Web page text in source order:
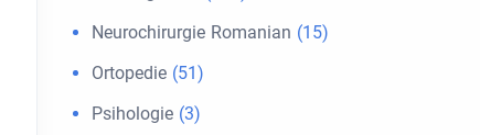
Neurochirurgie Romanian (15)
Ortopedie (51)
Psihologie (3)